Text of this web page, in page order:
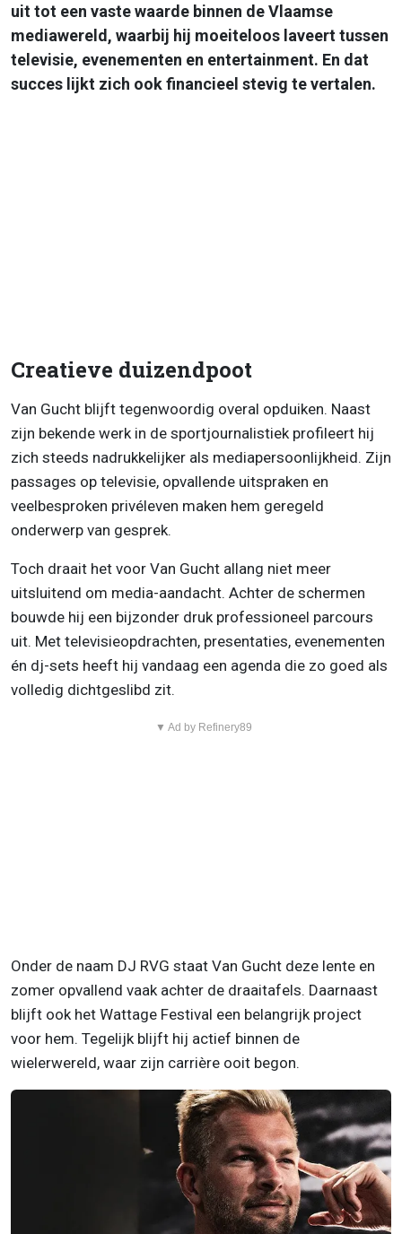
uit tot een vaste waarde binnen de Vlaamse
mediawereld, waarbij hij moeiteloos laveert tussen
televisie, evenementen en entertainment. En dat
succes lijkt zich ook financieel stevig te vertalen.
Creatieve duizendpoot
Van Gucht blijft tegenwoordig overal opduiken. Naast
zijn bekende werk in de sportjournalistiek profileert hij
zich steeds nadrukkelijker als mediapersoonlijkheid. Zijn
passages op televisie, opvallende uitspraken en
veelbesproken privéleven maken hem geregeld
onderwerp van gesprek.
Toch draait het voor Van Gucht allang niet meer
uitsluitend om media-aandacht. Achter de schermen
bouwde hij een bijzonder druk professioneel parcours
uit. Met televisieopdrachten, presentaties, evenementen
én dj-sets heeft hij vandaag een agenda die zo goed als
volledig dichtgeslibd zit.
▼ Ad by Refinery89
Onder de naam DJ RVG staat Van Gucht deze lente en
zomer opvallend vaak achter de draaitafels. Daarnaast
blijft ook het Wattage Festival een belangrijk project
voor hem. Tegelijk blijft hij actief binnen de
wielerwereld, waar zijn carrière ooit begon.